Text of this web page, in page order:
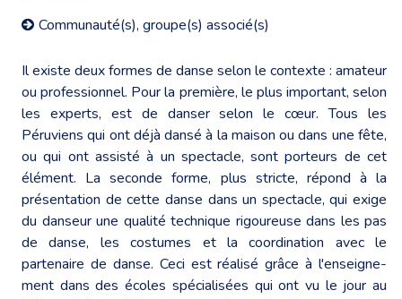
Communauté(s), groupe(s) associé(s)
Il existe deux formes de danse selon le contexte : amateur
ou professionnel. Pour la première, le plus important, selon
les experts, est de danser selon le cœur. Tous les
Péruviens qui ont déjà dansé à la maison ou dans une fête,
ou qui ont assisté à un spectacle, sont porteurs de cet
élément. La seconde forme, plus stricte, répond à la
présentation de cette danse dans un spectacle, qui exige
du danseur une qualité technique rigoureuse dans les pas
de danse, les costumes et la coordination avec le
partenaire de danse. Ceci est réalisé grâce à l'enseigne-
ment dans des écoles spécialisées qui ont vu le jour au